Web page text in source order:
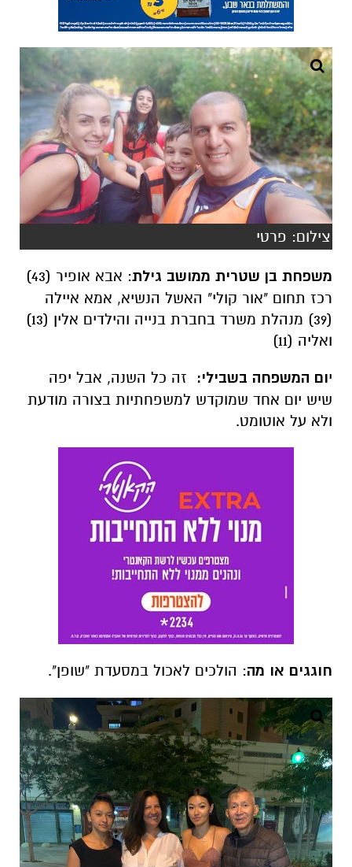
צילום: פרטי
משפחת בן שטרית ממושב גילת
: אבא אופיר (43)
רכז תחום "אור קולי" האשל הנשיא, אמא איילה
(39) מנהלת משרד בחברת בנייה והילדים אלין (13)
ואליה (11)
יום המשפחה בשבילי: זה כל השנה, אבל יפה
שיש יום אחד שמוקדש למשפחתיות בצורה מודעת
ולא על אוטומט.
חוגגים או מה: הולכים לאכול במסעדת "שופן".